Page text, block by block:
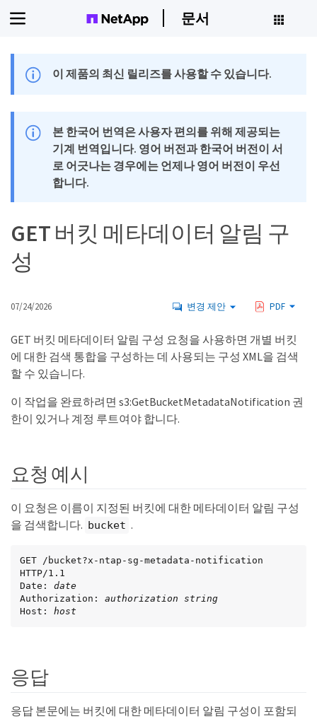
문서
이 제품의 최신 릴리즈를 사용할 수 있습니다.
본 한국어 번역은 사용자 편의를 위해 제공되는
기계 번역입니다. 영어 버전과 한국어 버전이 서
로 어긋나는 경우에는 언제나 영어 버전이 우선
합니다.
GET 버킷 메타데이터 알림 구
성
07/24/2026 변경 제안 PDF
GET 버킷 메타데이터 알림 구성 요청을 사용하면 개별 버킷
에 대한 검색 통합을 구성하는 데 사용되는 구성 XML을 검색
할 수 있습니다.
이 작업을 완료하려면 s3:GetBucketMetadataNotification 권
한이 있거나 계정 루트여야 합니다.
요청 예시
이 요청은 이름이 지정된 버킷에 대한 메타데이터 알림 구성
을 검색합니다. bucket .
GET /bucket?x-ntap-sg-metadata-notification
HTTP/1.1
Date: date
Authorization: authorization string
Host: host
응답
응답 본문에는 버킷에 대한 메타데이터 알림 구성이 포함되